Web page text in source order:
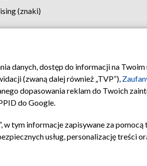
(znaki)
Kontakt
danych, dostęp do informacji na Twoim
(zwaną dalej również „TVP”),
dopasowania reklam do Twoich
do Google.
w tym informacje zapisywane za
usług, personalizację treści